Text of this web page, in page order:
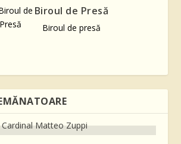
Biroul de Presă
Biroul de presă